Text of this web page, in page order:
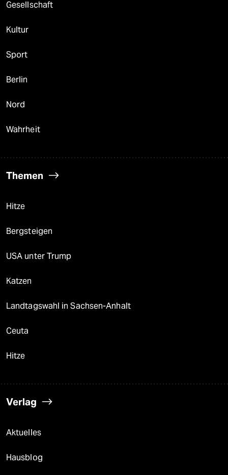
Gesellschaft
Kultur
Sport
Berlin
Nord
Wahrheit
Themen
Hitze
Bergsteigen
USA unter Trump
Katzen
Landtagswahl in Sachsen-Anhalt
Ceuta
Hitze
Verlag
Aktuelles
Hausblog